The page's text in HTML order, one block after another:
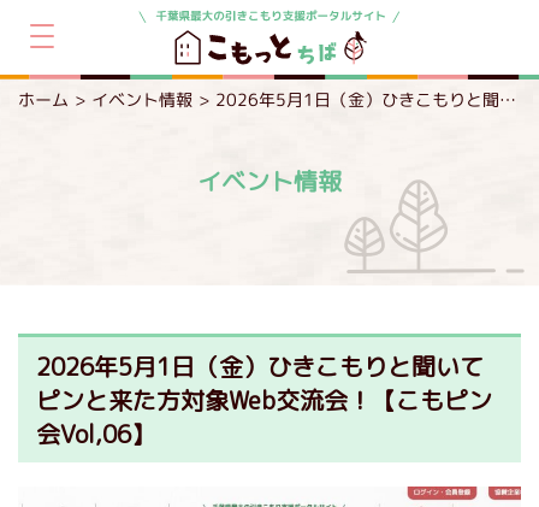
ホーム イベント情報 2026年5月1日（金）ひきこもりと聞いてピンと来た方対象Web交流会！【こもピン会Vol,06】
イベント情報
2026年5月1日（金）ひきこもりと聞いて
ピンと来た方対象Web交流会！【こもピン
会Vol,06】